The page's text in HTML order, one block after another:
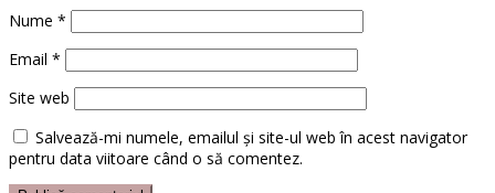
Nume *
Email *
Site web
Salvează-mi numele, emailul și site-ul web în acest navigator
pentru data viitoare când o să comentez.